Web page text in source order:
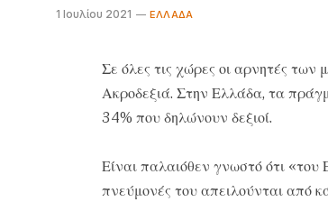
1 Ιουλίου 2021 EΛΛΆΔΑ
Σε όλες τις χώρες οι αρνητές των
Ακροδεξιά. Στην Ελλάδα, τα
34% που δηλώνουν δεξιοί.
Είναι παλαιόθεν γνωστό ότι «του
πνεύμονές του απειλούνται από